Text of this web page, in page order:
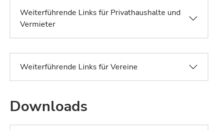
Weiterführende Links für Privathaushalte und
Vermieter
Weiterführende Links für Vereine
Downloads